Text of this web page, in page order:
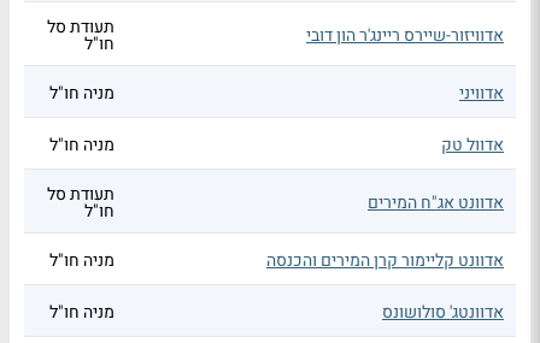
אדוויזור-שיירס ריינג'ר הון דובי תעודת סל
חו"ל
אדוויני
מניה חו"ל
אדוול טק מניה חו"ל
אדוונט אג"ח המירים תעודת סל
חו"ל
אדוונט קליימור קרן המירים והכנסה
מניה חו"ל
אדוונטג' סולושונס מניה חו"ל